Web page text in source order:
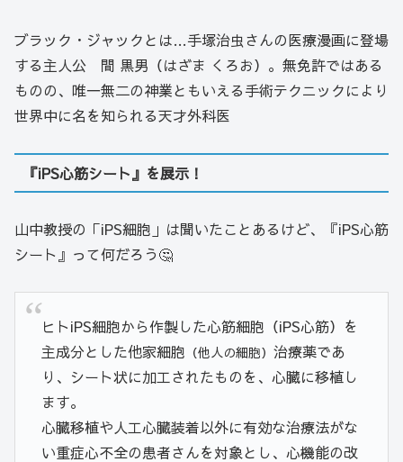
ブラック・ジャックとは…手塚治虫さんの医療漫画に登場
する主人公 間 黒男（はざま くろお）。無免許ではある
ものの、唯一無二の神業ともいえる手術テクニックにより
世界中に名を知られる天才外科医
『iPS心筋シート』を展示！
山中教授の「iPS細胞」は聞いたことあるけど、『iPS心筋
シート』って何だろう🤔
ヒトiPS細胞から作製した心筋細胞（iPS心筋）を
主成分とした他家細胞 （他人の細胞） 治療薬であ
り、シート状に加工されたものを、心臓に移植し
ます。
心臓移植や人工心臓装着以外に有効な治療法がな
い重症心不全の患者さんを対象とし、心機能の改